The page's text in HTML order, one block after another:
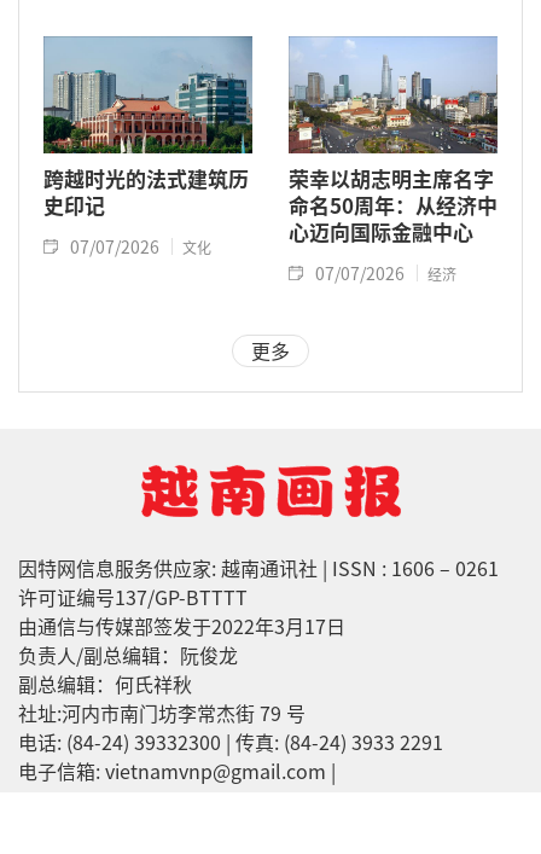
跨越时光的法式建筑历
史印记
07/07/2026 文化
荣幸以胡志明主席名字
命名50周年：从经济中
心迈向国际金融中心
07/07/2026 经济
更多
因特网信息服务供应家: 越南通讯社 | ISSN : 1606 – 0261
许可证编号137/GP-BTTTT
由通信与传媒部签发于2022年3月17日
负责人/副总编辑：阮俊龙
副总编辑：何氏祥秋
社址:河内市南门坊李常杰街 79 号
电话: (84-24) 39332300 | 传真: (84-24) 3933 2291
电子信箱: vietnamvnp@gmail.com |